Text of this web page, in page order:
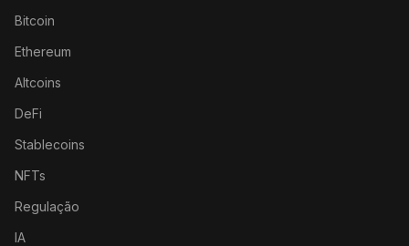
Bitcoin
Ethereum
Altcoins
DeFi
Stablecoins
NFTs
Regulação
IA